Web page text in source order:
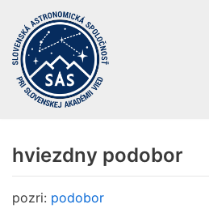
Preskočiť
na
obsah
hviezdny podobor
pozri: podobor